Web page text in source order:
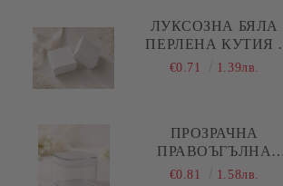
изрязване
ЛУКСОЗНА БЯЛА
ПЕРЛЕНА КУТИЯ -
5,00 Х 5,00 Х 1,50 СМ
€0.71 1.39лв.
ПРОЗРАЧНА
ПРАВОЪГЪЛНА
АКРИЛНА КУТИЯ С
€0.81 1.58лв.